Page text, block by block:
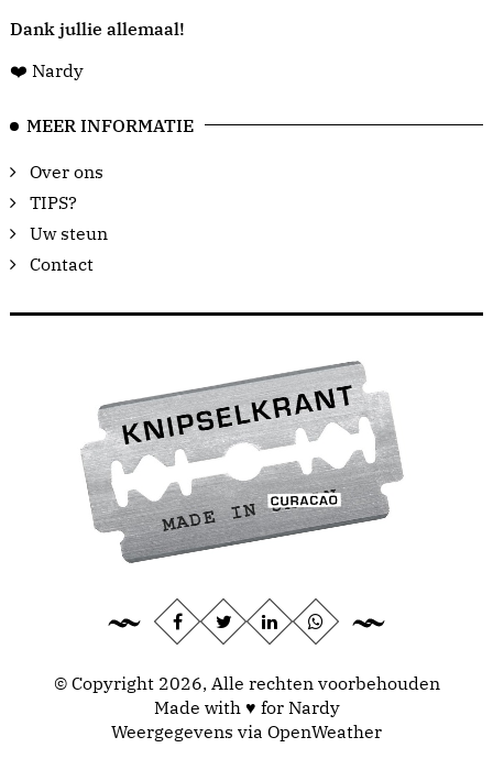
Dank jullie allemaal!
❤️ Nardy
MEER INFORMATIE
Over ons
TIPS?
Uw steun
Contact
© Copyright 2026, Alle rechten voorbehouden
Made with ♥ for Nardy
Weergegevens via OpenWeather